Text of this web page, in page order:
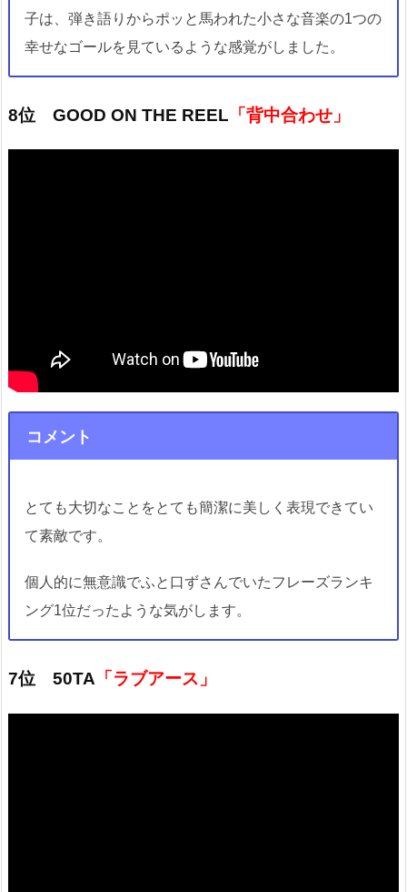
子は、弾き語りからポッと馬われた小さな音楽の1つの
幸せなゴールを見ているような感覚がしました。
8位 GOOD ON THE REEL 「背中合わせ」
コメント
とても大切なことをとても簡潔に美しく表現できてい
て素敵です。
個人的に無意識でふと口ずさんでいたフレーズランキ
ング1位だったような気がします。
7位 50TA 「ラブアース」